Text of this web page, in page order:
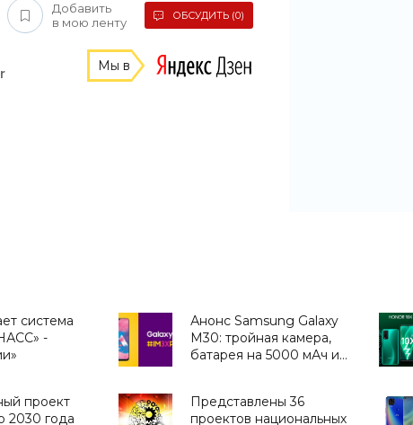
Добавить
в мою ленту
ОБСУДИТЬ (0)
Мы в
система
-
Анонс Samsung Galaxy
M30: тройная камера,
батарея на 5000 мАч и
проект
2030 года
Представлены 36
проектов национальных